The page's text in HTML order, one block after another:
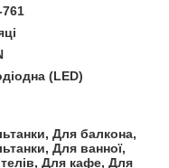
761
(LED)
Для балкона,
Для ванної,
Для кафе, Для